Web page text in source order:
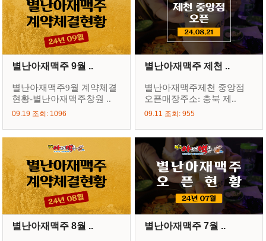
별난아재맥주 9월 ..
별난아재맥주9월 계약체결
현황-별난아재맥주창원 ..
09.19 조회: 1096
별난아재맥주 제천 ..
별난아재맥주제천 중앙점
오픈매장주소: 충북 제..
09.11 조회: 955
별난아재맥주 8월 .. 별난아재맥주 7월 ..